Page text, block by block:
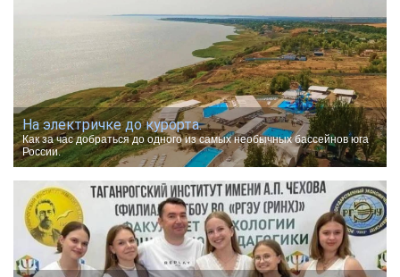
На электричке до курорта.
Как за час добраться до одного из самых необычных бассейнов юга
России.